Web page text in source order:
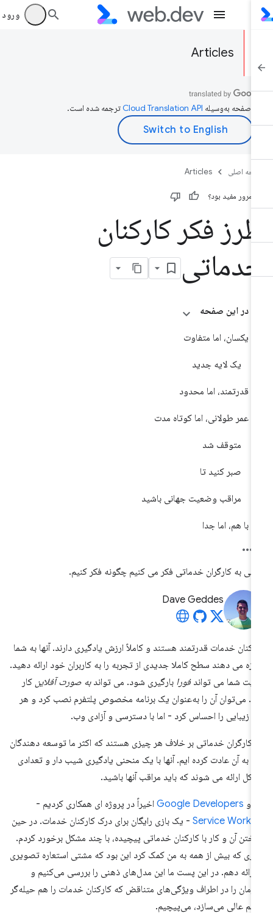
ورود به
Articles
صفحه به‌وسیله ترجمه شده است.
اصلی Articles
مرور مفید بود؟
فکر کارکنان
در این صفحه
یکسان، اما متفاوت
یک لایه جدید
قدرتمند، اما محدود
عمر طولانی، اما کوتاه مدت
متوقف شد
صبر کنید تا
مراقب وضعیت جهانی باشید
با هم، اما جدا
به کارگران خدماتی فکر می کنیم چگونه فکر کنیم.
Dave Geddes
خدمات قدرتمند هستند و کاملاً ارزش یادگیری دارند. آنها به شما
می دهند سطح کاملا جدیدی از تجربه را به کاربران خود ارائه دهید.
شما می تواندفورابارگیری شود. می تواندبه صورت آفلاینکار
می‌توان آن را به‌عنوان یک برنامه مخصوص پلتفرم نصب کرد و هر
زیبایی را احساس کرد - اما با دسترسی و آزادی وب.
کارگران خدماتی بر خلاف هر چیزی هستند که اکثر ما توسعه دهندگان
به آن عادت کرده ایم. آنها با یک منحنی یادگیری شیب دار و تعدادی
ارائه می شوند که باید مراقب آنها باشید.
Google Developersاخیراً در پروژه ای همکاری کردیم -
Service- یک بازی رایگان برای درک کارکنان خدمات. در حین
آن و کار با کارکنان خدماتی پیچیده، با چند مشکل برخورد کردم.
که بیش از همه به من کمک کرد این بود که مشتی استعاره تصویری
ارائه دهم. در این پست ما این مدل‌های ذهنی را بررسی می‌کنیم و
را در اطراف ویژگی‌های متناقض که کارکنان خدمات را هم حیله‌گر
هم عالی می‌سازد، می‌پیچیم.